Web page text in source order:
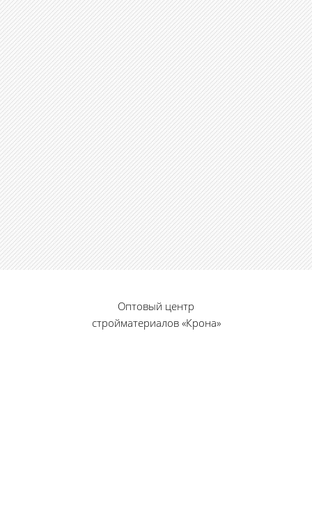
Оптовый центр
стройматериалов «Крона»